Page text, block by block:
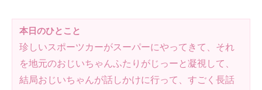
本日のひとこと
珍しいスポーツカーがスーパーにやってきて、それ
を地元のおじいちゃんふたりがじっーと凝視して、
結局おじいちゃんが話しかけに行って、すごく長話